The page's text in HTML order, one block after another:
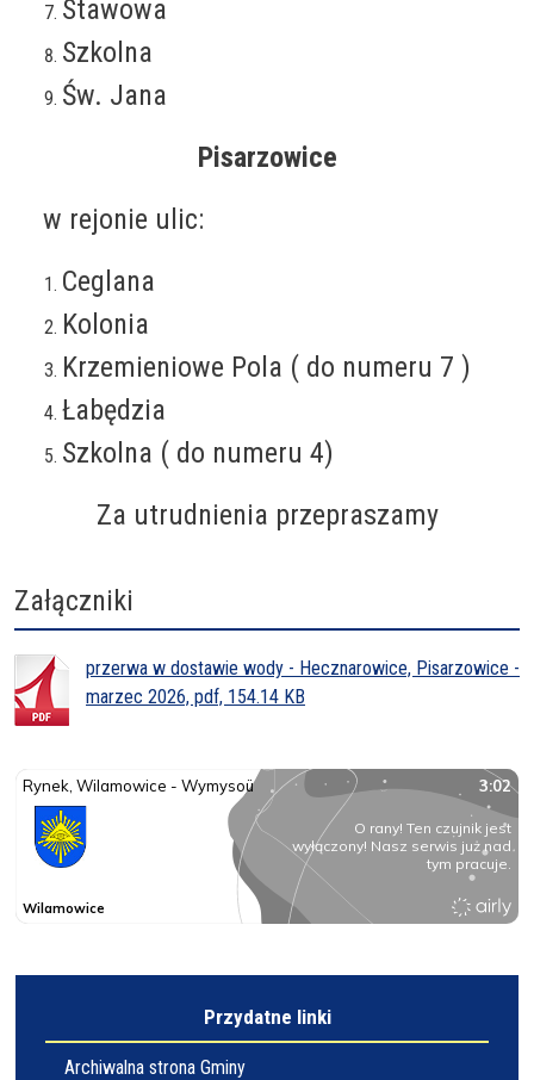
Stawowa
Szkolna
Św. Jana
Pisarzowice
w rejonie ulic:
Ceglana
Kolonia
Krzemieniowe Pola ( do numeru 7 )
Łabędzia
Szkolna ( do numeru 4)
Za utrudnienia przepraszamy
Załączniki
przerwa w dostawie wody - Hecznarowice, Pisarzowice -
marzec 2026, pdf, 154.14 KB
Przydatne linki
Archiwalna strona Gminy